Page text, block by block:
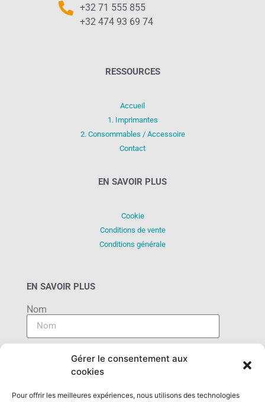
Gérer le consentement aux
cookies
Pour offrir les meilleures expériences, nous utilisons des technologies
+32 71 555 855
+32 474 93 69 74
RESSOURCES
Accueil
1. Imprimantes
2. Consommables / Accessoire
Contact
EN SAVOIR PLUS
Cookie
Conditions de vente
Conditions générale
EN SAVOIR PLUS
Nom